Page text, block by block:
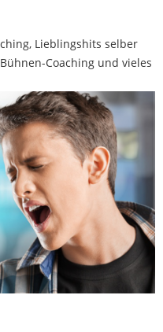
Lieblingshits selber
Coaching und vieles